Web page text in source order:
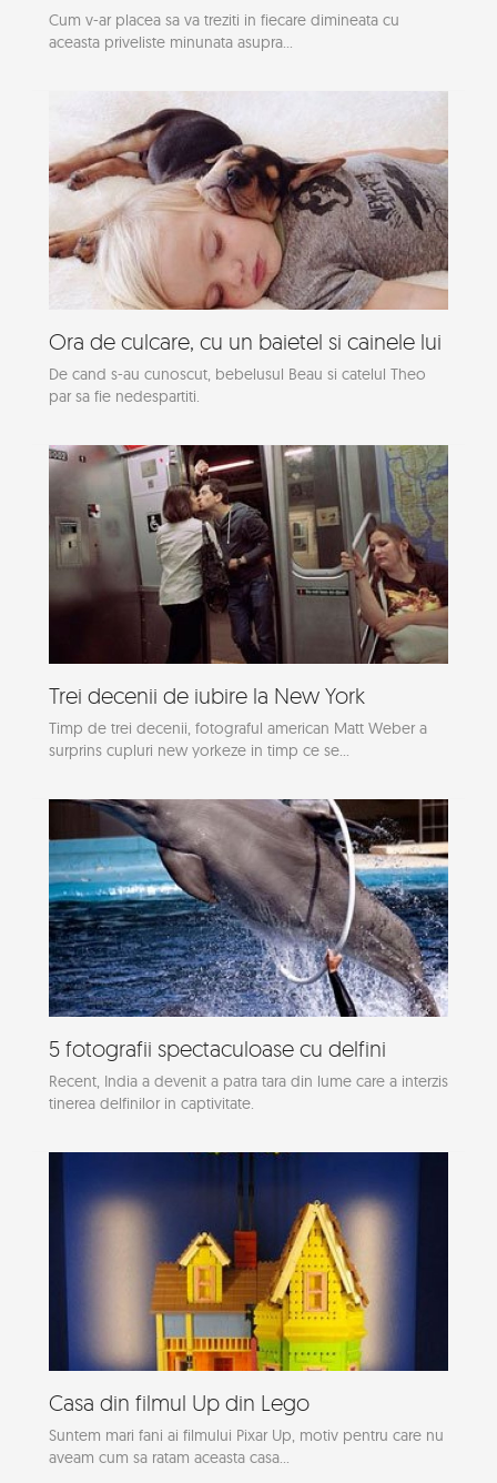
Cum v-ar placea sa va treziti in fiecare dimineata cu
aceasta priveliste minunata asupra...
Ora de culcare, cu un baietel si cainele lui
De cand s-au cunoscut, bebelusul Beau si catelul Theo
par sa fie nedespartiti.
Trei decenii de iubire la New York
Timp de trei decenii, fotograful american Matt Weber a
surprins cupluri new yorkeze in timp ce se...
5 fotografii spectaculoase cu delfini
Recent, India a devenit a patra tara din lume care a interzis
tinerea delfinilor in captivitate.
Casa din filmul Up din Lego
Suntem mari fani ai filmului Pixar Up, motiv pentru care nu
aveam cum sa ratam aceasta casa...